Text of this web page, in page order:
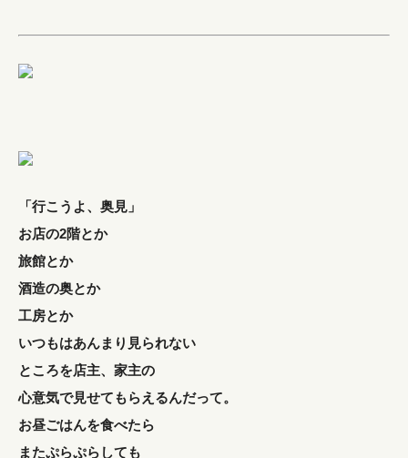
「行こうよ、奥見」
お店の2階とか
旅館とか
酒造の奥とか
工房とか
いつもはあんまり見られない
ところを店主、家主の
心意気で見せてもらえるんだって。
お昼ごはんを食べたら
またぷらぷらしても